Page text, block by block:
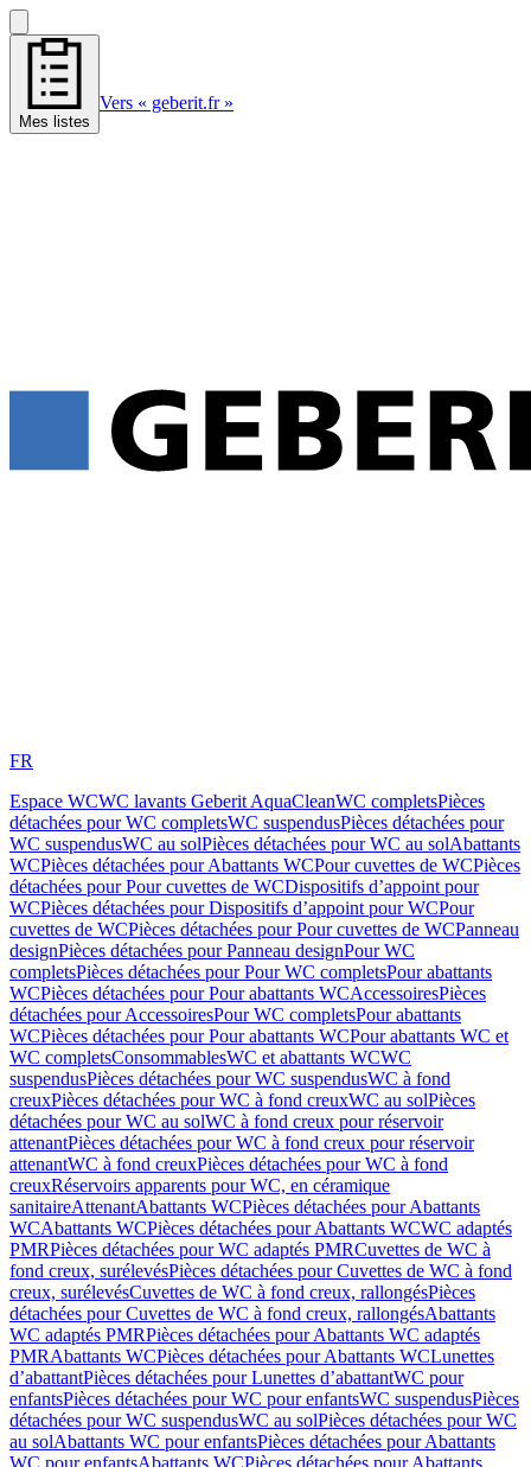
Mes listes
Vers « geberit.fr »
FR
Espace WCWC lavants Geberit AquaCleanWC completsPièces
détachées pour WC completsWC suspendusPièces détachées pour
WC suspendusWC au solPièces détachées pour WC au solAbattants
WCPièces détachées pour Abattants WCPour cuvettes de WCPièces
détachées pour Pour cuvettes de WCDispositifs d’appoint pour
WCPièces détachées pour Dispositifs d’appoint pour WCPour
cuvettes de WCPièces détachées pour Pour cuvettes de WCPanneau
designPièces détachées pour Panneau designPour WC
completsPièces détachées pour Pour WC completsPour abattants
WCPièces détachées pour Pour abattants WCAccessoiresPièces
détachées pour AccessoiresPour WC completsPour abattants
WCPièces détachées pour Pour abattants WCPour abattants WC et
WC completsConsommablesWC et abattants WCWC
suspendusPièces détachées pour WC suspendusWC à fond
creuxPièces détachées pour WC à fond creuxWC au solPièces
détachées pour WC au solWC à fond creux pour réservoir
attenantPièces détachées pour WC à fond creux pour réservoir
attenantWC à fond creuxPièces détachées pour WC à fond
creuxRéservoirs apparents pour WC, en céramique
sanitaireAttenantAbattants WCPièces détachées pour Abattants
WCAbattants WCPièces détachées pour Abattants WCWC adaptés
PMRPièces détachées pour WC adaptés PMRCuvettes de WC à
fond creux, surélevésPièces détachées pour Cuvettes de WC à fond
creux, surélevésCuvettes de WC à fond creux, rallongésPièces
détachées pour Cuvettes de WC à fond creux, rallongésAbattants
WC adaptés PMRPièces détachées pour Abattants WC adaptés
PMRAbattants WCPièces détachées pour Abattants WCLunettes
d’abattantPièces détachées pour Lunettes d’abattantWC pour
enfantsPièces détachées pour WC pour enfantsWC suspendusPièces
détachées pour WC suspendusWC au solPièces détachées pour WC
au solAbattants WC pour enfantsPièces détachées pour Abattants
WC pour enfantsAbattants WCPièces détachées pour Abattants